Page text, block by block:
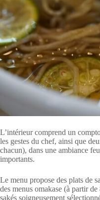
L’intérieur comprend un
les gestes du chef, ainsi que
chacun), dans une ambiance
importants.
Le menu propose des plats de
des menus omakase (à partir
sakés soigneusement